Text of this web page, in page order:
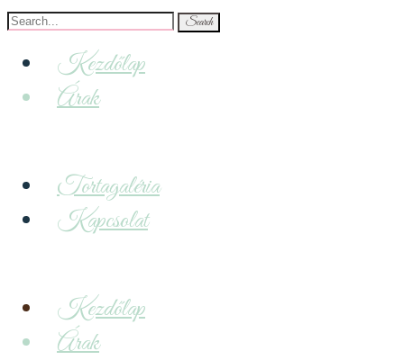
Search
Kezdőlap
Árak
Tortagaléria
Kapcsolat
Kezdőlap
Árak